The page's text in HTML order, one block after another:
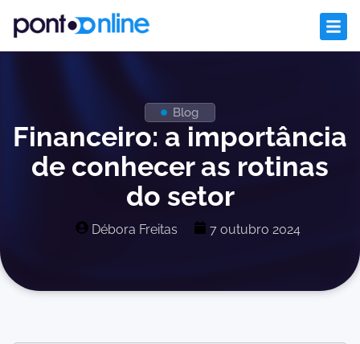
Blog
Financeiro: a importância
de conhecer as rotinas
do setor
Débora Freitas 7 outubro 2024